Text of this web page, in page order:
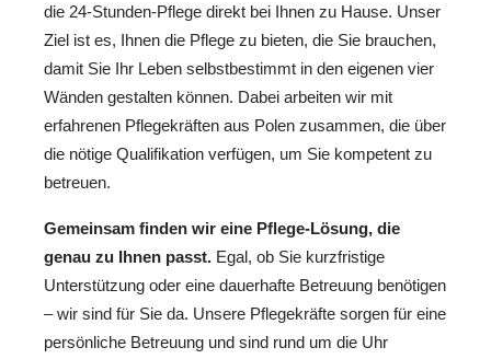
die 24-Stunden-Pflege direkt bei Ihnen zu Hause. Unser
Ziel ist es, Ihnen die Pflege zu bieten, die Sie brauchen,
damit Sie Ihr Leben selbstbestimmt in den eigenen vier
Wänden gestalten können. Dabei arbeiten wir mit
erfahrenen Pflegekräften aus Polen zusammen, die über
die nötige Qualifikation verfügen, um Sie kompetent zu
betreuen.
Gemeinsam finden wir eine Pflege-Lösung, die
genau zu Ihnen passt. Egal, ob Sie kurzfristige
Unterstützung oder eine dauerhafte Betreuung benötigen
– wir sind für Sie da. Unsere Pflegekräfte sorgen für eine
persönliche Betreuung und sind rund um die Uhr